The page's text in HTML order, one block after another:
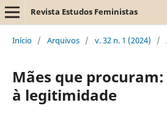
Revista Estudos Feministas
Início / Arquivos / v. 32 n. 1 (2024) /
Mães que
à legitimidade